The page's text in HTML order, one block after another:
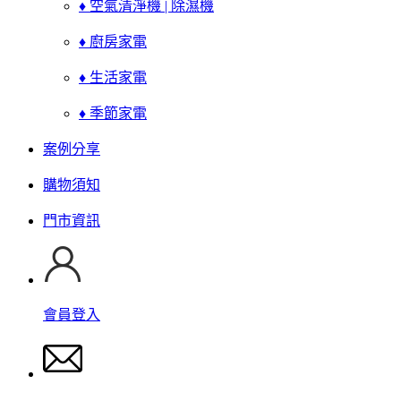
♦ 空氣清淨機 | 除濕機
♦ 廚房家電
♦ 生活家電
♦ 季節家電
案例分享
購物須知
門市資訊
會員登入